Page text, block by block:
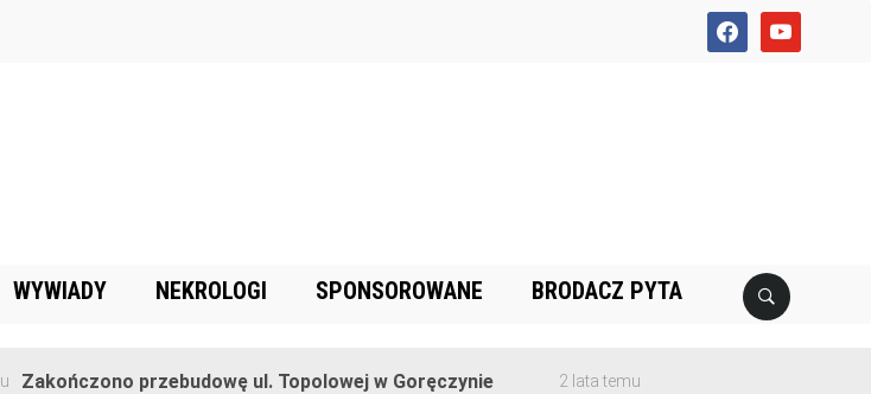
facebookyoutube
WYWIADY NEKROLOGI SPONSOROWANE BRODACZ PYTA
Zakończono przebudowę ul. Topolowej w Goręczynie 2 lata temu